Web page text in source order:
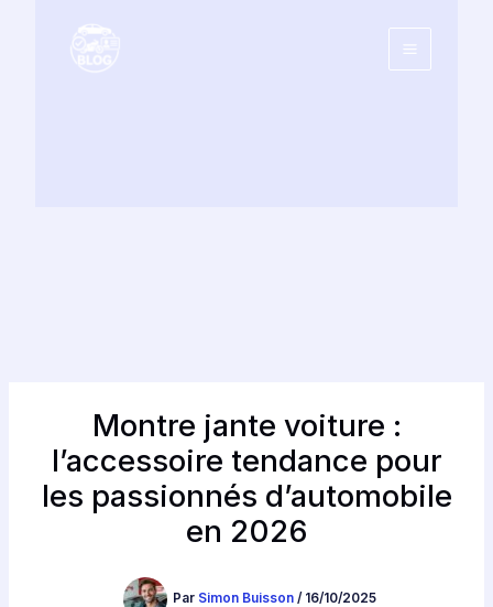
Montre jante voiture :
l’accessoire tendance pour
les passionnés d’automobile
en 2026
Par Simon Buisson / 16/10/2025